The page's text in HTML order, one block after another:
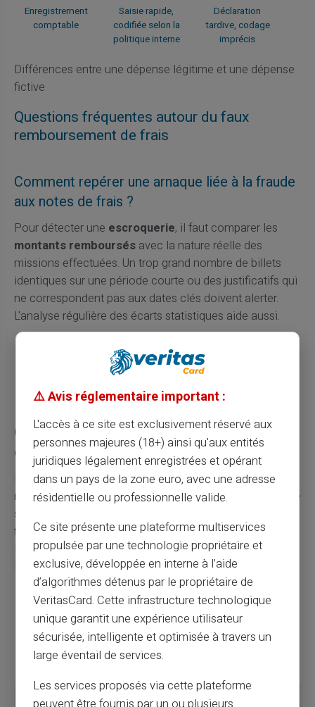
Enregistrement
comptable
Saisie rapide,
codifiée selon la
politique interne
Déclaration
tardive, codage
imprécis
Différences entre une dépense légitime et une dépense
fictive
Questions fréquentes autour du faux
remboursement de frais
Comment repérer une arnaque liée à la fraude
aux notes de frais ?
Pour détecter une escroquerie, il faut comparer les
montants remboursésavec la nature réelle des
missions effectuées. Un trop grand nombre de billets
identiques sur une période courte ou des justificatifs qui
ne correspondent pas aux dates clés doivent alerter.
L'analyse régulière des écarts statistiques aide aussi.
Surveillance des motifs dedépense récurrents
Vérification de l'authenticité des reçus
Contrôle du respect de la procédure interne
Quelles sont les sanctions encourues en cas
de fausses factures ou de faux tickets ?
La présentation defausses facturesexpose à des
mesures disciplinaires (licenciement, remboursement de
sommes perçues) et à des peines pénales pour
fiscale ou escroquerie. En cas de contrôle fiscal,
l'entreprise risque des redressements majoréset des
intérêts de retard.
Amende administrative et fiscale
Poursuites pénales pour les protagonistes
Dégradation du crédit de l'entreprise auprès des
partenaires
Infraction Sanction potentielle
⚠️ Avis réglementaire important :
L'accès à ce site est exclusivement réservé aux
personnes majeures (18+) ainsi qu'aux entités
juridiques légalement enregistrées et opérant
dans un pays de la zone euro, avec une adresse
résidentielle ou professionnelle valide.
Ce site présente une plateforme multiservices
propulsée par une technologie propriétaire et
exclusive, développée en interne à l’aide
d’algorithmes détenus par le propriétaire de
VeritasCard. Cette infrastructure technologique
unique garantit une expérience utilisateur
sécurisée, intelligente et optimisée à travers un
large éventail de services.
Les services proposés via cette plateforme